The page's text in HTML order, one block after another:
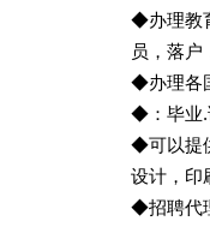
◆办理教
员，落
◆办理各
◆：毕业.
◆可以提
设计，印
◆招聘代